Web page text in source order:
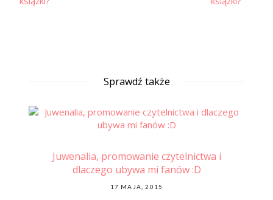
Sprawdź także
Juwenalia, promowanie czytelnictwa i
dlaczego ubywa mi fanów :D
POSTED
17 MAJA, 2015